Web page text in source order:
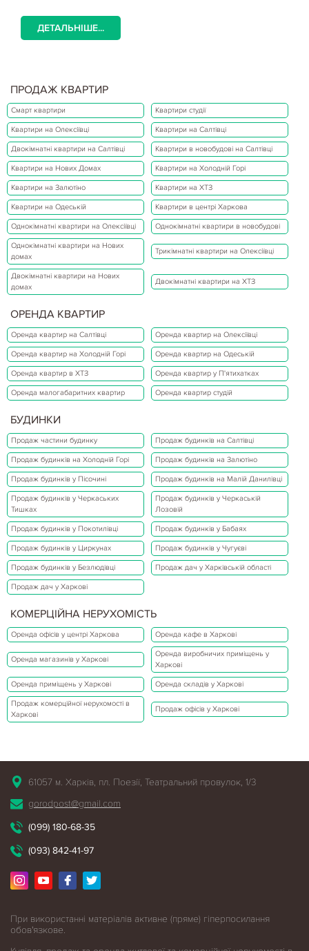
ДЕТАЛЬНІШЕ...
ПРОДАЖ КВАРТИР
Смарт квартири Квартири студії
Квартири на Олексіївці Квартири на Салтівці
Двокімнатні квартири на Салтівці Квартири в новобудові на Салтівці
Квартири на Нових Домах Квартири на Холодній Горі
Квартири на Залютіно Квартири на ХТЗ
Квартири на Одеській Квартири в центрі Харкова
Однокімнатні квартири на Олексіївці Однокімнатні квартири в новобудові
Однокімнатні квартири на Нових
домах
Трикімнатні квартири на Олексіївці
Двокімнатні квартири на Нових
домах
Двокімнатні квартири на ХТЗ
ОРЕНДА КВАРТИР
Оренда квартир на Салтівці Оренда квартир на Олексіївці
Оренда квартир на Холодній Горі Оренда квартир на Одеській
Оренда квартир в ХТЗ Оренда квартир у П'ятихатках
Оренда малогабаритних квартир Оренда квартир студій
БУДИНКИ
Продаж частини будинку Продаж будинків на Салтівці
Продаж будинків на Холодній Горі Продаж будинків на Залютіно
Продаж будинків у Пісочині Продаж будинків на Малій Данилівці
Продаж будинків у Черкаських
Тишках
Продаж будинків у Черкаській
Лозовій
Продаж будинків у Покотилівці Продаж будинків у Бабаях
Продаж будинків у Циркунах Продаж будинків у Чугуєві
Продаж будинків у Безлюдівці Продаж дач у Харківській області
Продаж дач у Харкові
КОМЕРЦІЙНА НЕРУХОМІСТЬ
Оренда офісів у центрі Харкова Оренда кафе в Харкові
Оренда магазинів у Харкові
Оренда виробничих приміщень у
Харкові
Оренда приміщень у Харкові Оренда складів у Харкові
Продаж комерційної нерухомості в
Харкові
Продаж офісів у Харкові
61057 м. Харків, пл. Поезії, Театральний провулок, 1/3
gorodpost@gmail.com
(099) 180-68-35
(093) 842-41-97
При використанні матеріалів активне (пряме) гіперпосилання
обов'язкове.